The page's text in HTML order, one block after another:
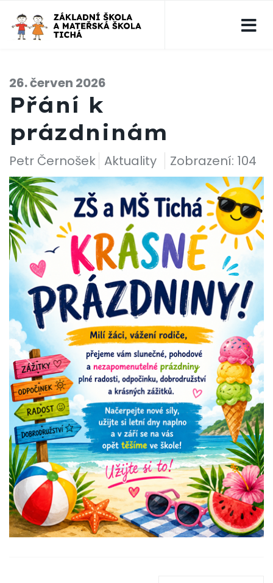
Přání k
prázdninám
Petr Černošek Aktuality
26. červen 2026
Zobrazení: 104
Previous Next